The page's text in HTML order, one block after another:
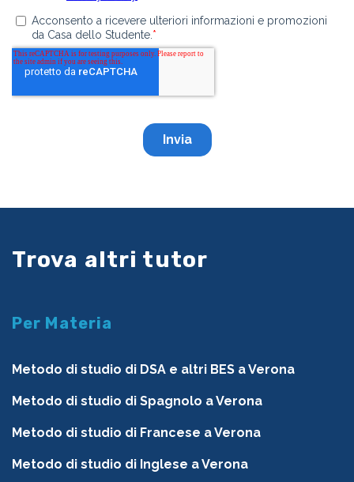
Trova altri tutor
Per Materia
Metodo di studio di DSA e altri BES a Verona
Metodo di studio di Spagnolo a Verona
Metodo di studio di Francese a Verona
Metodo di studio di Inglese a Verona